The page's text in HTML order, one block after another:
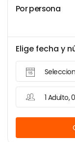
Por persona
Elige fecha y
1 Adulto,